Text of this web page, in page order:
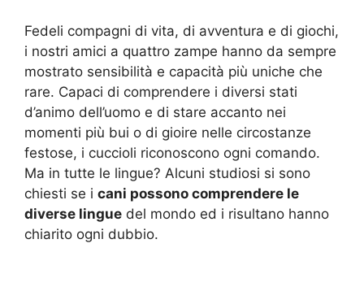
Fedeli compagni di vita, di avventura e di giochi,
i nostri amici a quattro zampe hanno da sempre
mostrato sensibilità e capacità più uniche che
rare. Capaci di comprendere i diversi stati
d’animo dell’uomo e di stare accanto nei
momenti più bui o di gioire nelle circostanze
festose, i cuccioli riconoscono ogni comando.
Ma in tutte le lingue? Alcuni studiosi si sono
chiesti se i cani possono comprendere le
diverse lingue del mondo ed i risultano hanno
chiarito ogni dubbio.